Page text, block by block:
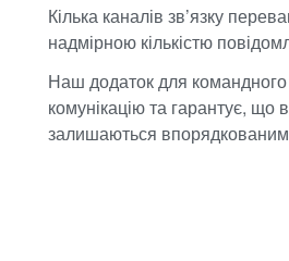
Кілька каналів зв’язку
надмірною кількістю
Наш додаток для
комунікацію та гарантує, що
залишаються